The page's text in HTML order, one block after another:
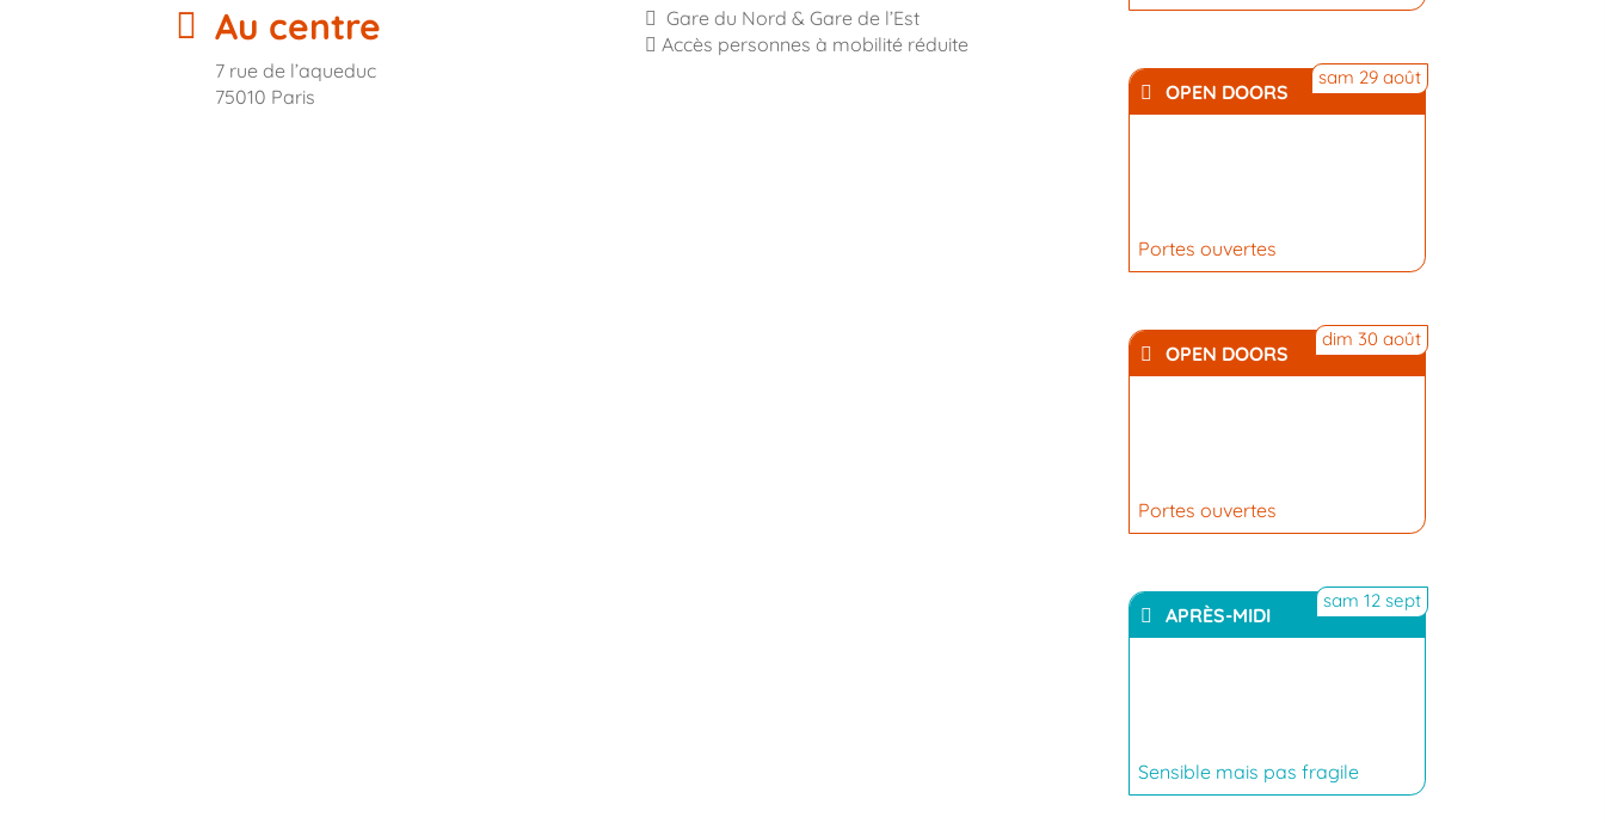
Au centre
7 rue de l’aqueduc
75010 Paris
Gare du Nord & Gare de l’Est
Accès personnes à mobilité réduite
OPEN DOORS
sam 29 août
Portes ouvertes
OPEN DOORS
dim 30 août
Portes ouvertes
APRÈS-MIDI
sam 12 sept
Sensible mais pas fragile